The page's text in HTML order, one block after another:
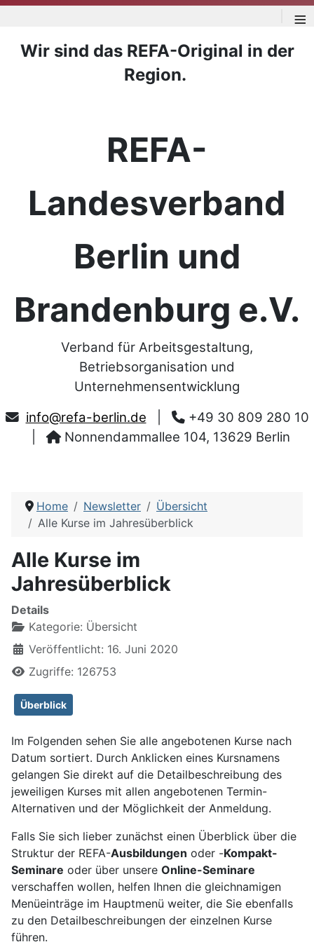
≡
Wir sind das REFA-Original in der
Region.
REFA-
Landesverband
Berlin und
Brandenburg e.V.
Verband für Arbeitsgestaltung,
Betriebsorganisation und
Unternehmensentwicklung
info@refa-berlin.de
+49 30 809 280 10
Nonnendammallee 104, 13629 Berlin
Home Newsletter
Übersicht
Alle Kurse im Jahresüberblick
Alle Kurse im
Jahresüberblick
Details
Kategorie: Übersicht
Veröffentlicht: 16. Juni 2020
Zugriffe: 126753
Überblick
Im Folgenden sehen Sie alle angebotenen Kurse nach
Datum sortiert. Durch Anklicken eines Kursnamens
gelangen Sie direkt auf die Detailbeschreibung des
jeweiligen Kurses mit allen angebotenen Termin-
Alternativen und der Möglichkeit der Anmeldung.
Falls Sie sich lieber zunächst einen Überblick über die
Struktur der REFA-Ausbildungen oder -Kompakt-
Seminare oder über unsere Online-Seminare
verschaffen wollen, helfen Ihnen die gleichnamigen
Menüeinträge im Hauptmenü weiter, die Sie ebenfalls
zu den Detailbeschreibungen der einzelnen Kurse
führen.